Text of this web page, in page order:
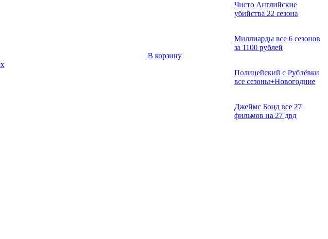
В корзину
Чисто Английские
убийства 22 сезона
Миллиарды все 6 сезонов
за 1100 рублей
Полицейский с Рублёвки
все сезоны+Новогодние
Джеймс Бонд все 27
фильмов на 27 двд